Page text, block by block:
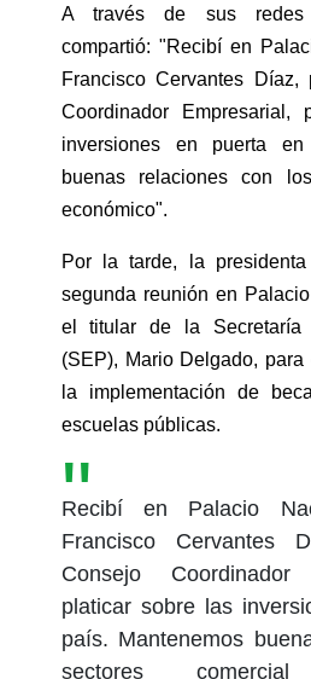
A través de sus redes
compartió: "Recibí en
Francisco Cervantes
Coordinador
inversiones en puerta
buenas relaciones con
económico".
Por la tarde, la
segunda reunión en
el titular de la Secretaría
(SEP), Mario Delgado,
la implementación de
escuelas públicas.
Recibí en Palacio
Francisco Cervantes
Consejo
platicar sobre las
país. Mantenemos
sectores